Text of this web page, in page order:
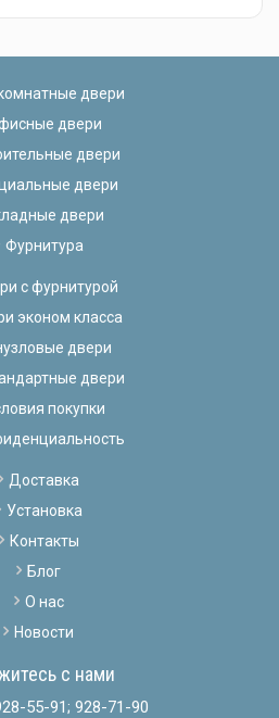
двери
двери
двери
двери
двери
Фурнитура
с фурнитурой
эконом класса
двери
двери
покупки
Доставка
Установка
Контакты
Блог
О нас
Новости
с нами
55-91; 928-71-90